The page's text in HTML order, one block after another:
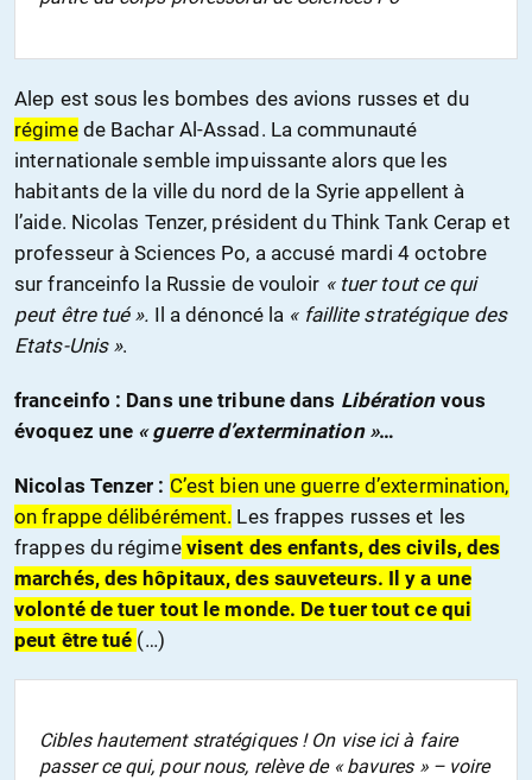
Alep est sous les bombes des avions russes et du
régimede Bachar Al-Assad. La communauté
internationale semble impuissante alors que les
habitants de la ville du nord de la Syrie appellent à
l’aide. Nicolas Tenzer, président du Think Tank Cerap et
professeur à Sciences Po, a accusé mardi 4 octobre
sur franceinfo la Russie de vouloir « tuer tout ce qui
peut être tué ». Il a dénoncé la « faillite stratégique des
Etats-Unis ».
franceinfo : Dans une tribune dans Libérationvous
évoquez une « guerre d’extermination »…
Nicolas Tenzer : C’est bien une guerre d’extermination,
on frappe délibérément. Les frappes russes et les
frappes du régimevisent des enfants, des civils, des
marchés, des hôpitaux, des sauveteurs. Il y a une
volonté de tuer tout le monde. De tuer tout ce qui
peut être tué (…)
Cibles hautement stratégiques ! On vise ici à faire
passer ce qui, pour nous, relève de « bavures » – voire